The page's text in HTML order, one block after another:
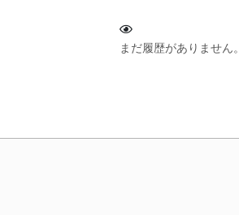
まだ履歴がありません。